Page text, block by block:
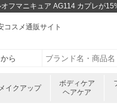
フマニキュア AG114 カプレが
コスメ通販サイト
メイクアップ
ボディケア
ヘアケア